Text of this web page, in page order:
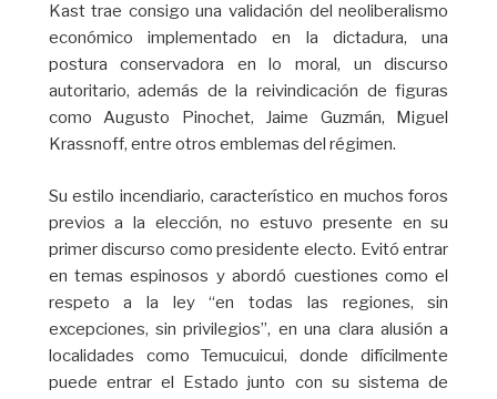
Kast trae consigo una validación del neoliberalismo
económico implementado en la dictadura, una
postura conservadora en lo moral, un discurso
autoritario, además de la reivindicación de figuras
como Augusto Pinochet, Jaime Guzmán, Miguel
Krassnoff, entre otros emblemas del régimen.
Su estilo incendiario, característico en muchos foros
previos a la elección, no estuvo presente en su
primer discurso como presidente electo. Evitó entrar
en temas espinosos y abordó cuestiones como el
respeto a la ley “en todas las regiones, sin
excepciones, sin privilegios”, en una clara alusión a
localidades como Temucuicui, donde difícilmente
puede entrar el Estado junto con su sistema de